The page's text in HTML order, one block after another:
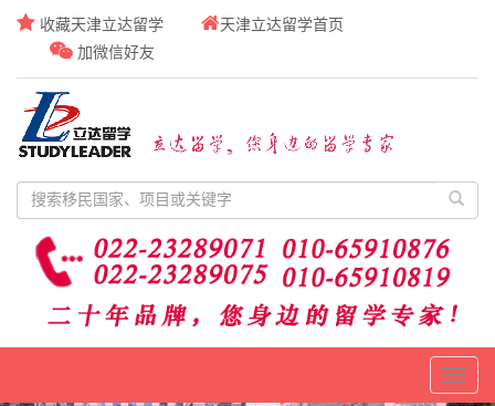
收藏天津立达留学
天津立达留学首页
加微信好友
Toggle